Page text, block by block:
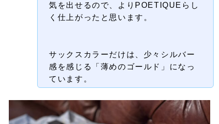
気を出せるので、よりPOETIQUEらし
く仕上がったと思います。
サックスカラーだけは、少々シルバー
感を感じる「薄めのゴールド」になっ
ています。